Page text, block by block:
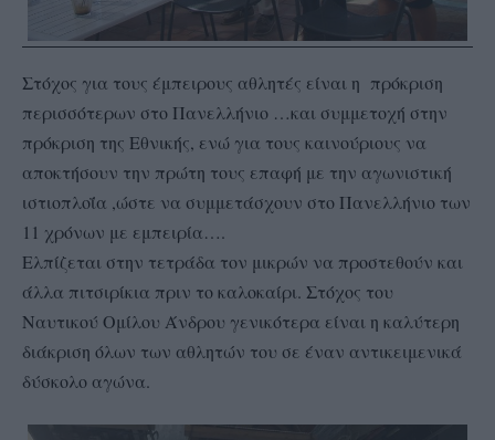
Στόχος για τους έμπειρους αθλητές είναι η πρόκριση
περισσότερων στο Πανελλήνιο …και συμμετοχή στην
πρόκριση της Εθνικής, ενώ για τους καινούριους να
αποκτήσουν την πρώτη τους επαφή με την αγωνιστική
ιστιοπλοΐα ,ώστε να συμμετάσχουν στο Πανελλήνιο των
11 χρόνων με εμπειρία….
Ελπίζεται στην τετράδα τον μικρών να προστεθούν και
άλλα πιτσιρίκια πριν το καλοκαίρι. Στόχος του
Ναυτικού Ομίλου Άνδρου γενικότερα είναι η καλύτερη
διάκριση όλων των αθλητών του σε έναν αντικειμενικά
δύσκολο αγώνα.